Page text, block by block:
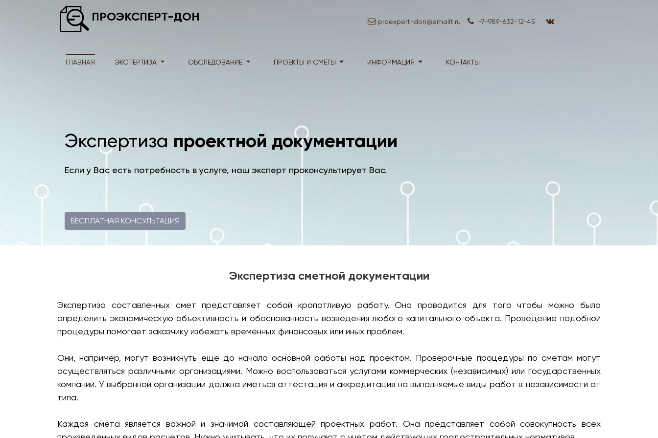
ПРОЭКСПЕРТ-ДОН proexpert-don@emailt.ru +7-989-632-12-45
ГЛАВНАЯ ЭКСПЕРТИЗА ОБСЛЕДОВАНИЕ ПРОЕКТЫ И СМЕТЫ ИНФОРМАЦИЯ КОНТАКТЫ
Экспертиза проектной документации
Если у Вас есть потребность в услуге, наш эксперт проконсультирует Вас.
БЕСПЛАТНАЯ КОНСУЛЬТАЦИЯ
Экспертиза сметной документации
Экспертиза составленных смет представляет собой кропотливую работу. Она проводится для того чтобы можно было
определить экономическую объективность и обоснованность возведения любого капитального объекта. Проведение подобной
процедуры помогает заказчику избежать временных финансовых или иных проблем.
Они, например, могут возникнуть еще до начала основной работы над проектом. Проверочные процедуры по сметам могут
осуществляться различными организациями. Можно воспользоваться услугами коммерческих (независимых) или государственных
компаний. У выбранной организации должна иметься аттестация и аккредитация на выполняемые виды работ в независимости от
типа.
Каждая смета является важной и значимой составляющей проектных работ. Она представляет собой совокупность всех